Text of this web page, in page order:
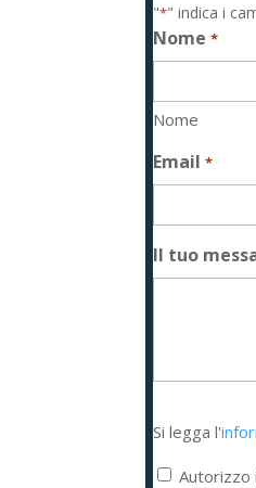
"*" indica i
Nome *
Nome
Email *
Il tuo
legga
Si legga l'
Autorizzo